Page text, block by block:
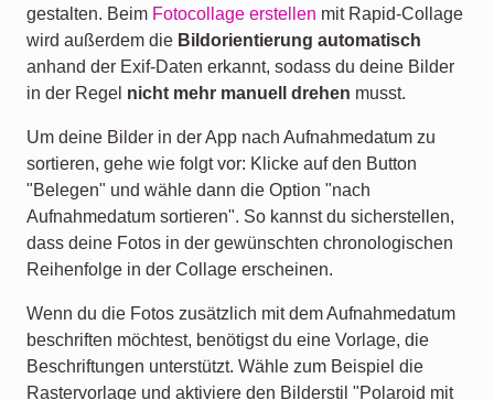
gestalten. Beim Fotocollage erstellen mit Rapid-Collage
wird außerdem die Bildorientierung automatisch
anhand der Exif-Daten erkannt, sodass du deine Bilder
in der Regel nicht mehr manuell drehen musst.
Um deine Bilder in der App nach Aufnahmedatum zu
sortieren, gehe wie folgt vor: Klicke auf den Button
"Belegen" und wähle dann die Option "nach
Aufnahmedatum sortieren". So kannst du sicherstellen,
dass deine Fotos in der gewünschten chronologischen
Reihenfolge in der Collage erscheinen.
Wenn du die Fotos zusätzlich mit dem Aufnahmedatum
beschriften möchtest, benötigst du eine Vorlage, die
Beschriftungen unterstützt. Wähle zum Beispiel die
Rastervorlage und aktiviere den Bilderstil "Polaroid mit